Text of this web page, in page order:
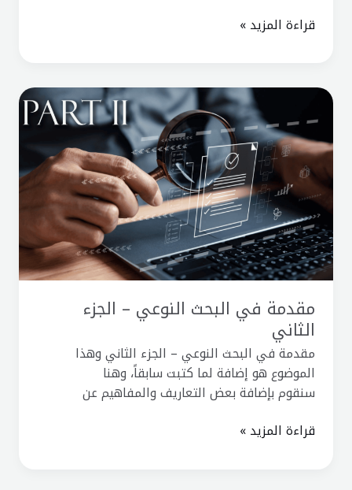
قراءة المزيد »
مقدمة في البحث النوعي – الجزء
الثاني
مقدمة في البحث النوعي – الجزء الثاني وهذا
الموضوع هو إضافة لما كتبت سابقاً، وهنا
سنقوم بإضافة بعض التعاريف والمفاهيم عن
في
البحث
النوعي
–
الجزء
الثاني
قراءة المزيد »